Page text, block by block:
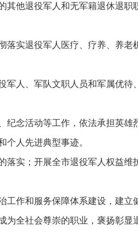
他退役军人和无军籍退休退职
实退役军人医疗、疗养、养老
人、军队文职人员和军属优待
念活动等工作，依法承担英雄
人先进典型事迹。
；开展全市退役军人权益维
作和服务保障体系建设，建立
全社会尊崇的职业，褒扬彰